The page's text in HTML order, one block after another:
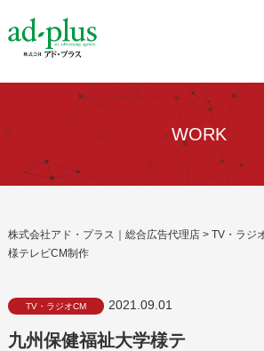
WORK
株式会社アド・プラス｜総合広告代理店> TV・ラジ
様テレビCM制作
TV・ラジオCM 2021.09.01
九州保健福祉大学様テ